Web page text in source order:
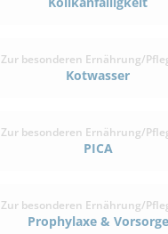
Zur besonderen Ernährung/
Kotwasser
Zur besonderen Ernährung/
PICA
Zur besonderen Ernährung/
Prophylaxe & Vorsorge